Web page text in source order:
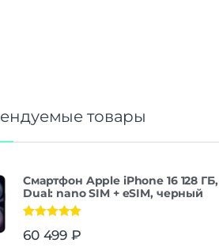
товары
Смартфон Apple iPhone 16 128 ГБ,
Dual: nano SIM + eSIM, черный
из 5
60 499 ₽